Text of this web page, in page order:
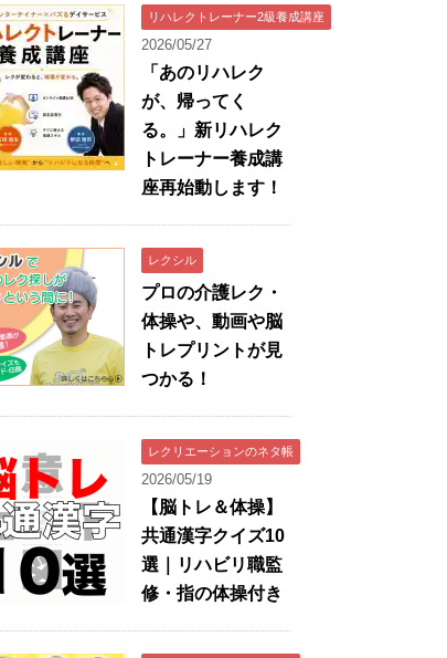
リハレクトレーナー2級養成講座
2026/05/27
「あのリハレク
が、帰ってく
る。」新リハレク
トレーナー養成講
座再始動します！
レクシル
プロの介護レク・
体操や、動画や脳
トレプリントが見
つかる！
レクリエーションのネタ帳
2026/05/19
【脳トレ＆体操】
共通漢字クイズ10
選｜リハビリ職監
修・指の体操付き